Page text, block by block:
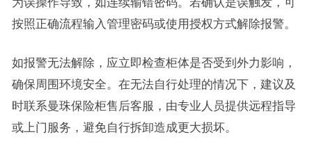
按照正确流程输入管理密码或使用授权方式解除报警。
如报警无法解除，应立即检查柜体是否受到外力影响，
确保周围环境安全。在无法自行处理的情况下，建议及
时联系曼珠保险柜售后客服，由专业人员提供远程指导
或上门服务，避免自行拆卸造成更大损坏。